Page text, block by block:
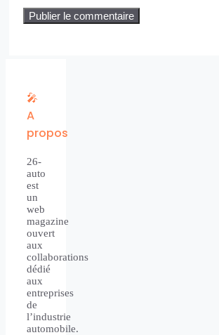
🎤
A
propos
26-
auto
est
un
web
magazine
ouvert
aux
collaborations
dédié
aux
entreprises
de
l’industrie
automobile.